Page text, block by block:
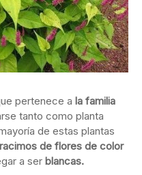
pertenece a la familia
tanto como planta
de estas plantas
de flores de color
a ser blancas.